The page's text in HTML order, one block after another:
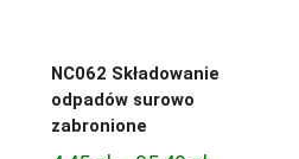
NC062 Składowanie
odpadów surowo
zabronione